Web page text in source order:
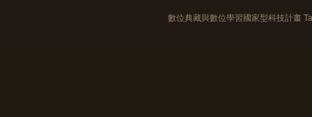
數位典藏與數位學習國家型科技計畫